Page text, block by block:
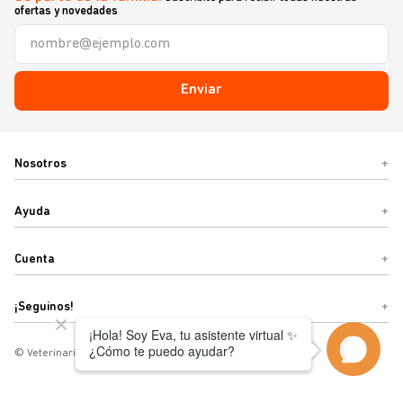
ofertas y novedades
Enviar
Nosotros +
Ayuda +
Cuenta +
¡Seguinos! +
© Veterinaria Sebastián o Términos y condiciones